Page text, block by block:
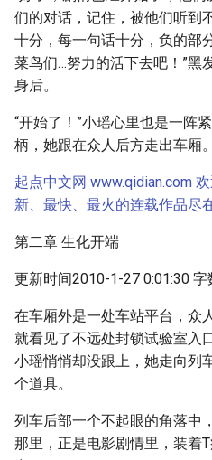
们的对话，记住，被他们听到
十分，每一句话十分，负的部
菜鸟们…努力的活下去吧！”黑
身后。
“开始了！”小瑶心里也是一阵
柄，她跟在众人后方走出车厢。
起点中文网 www.qidian.com
新、最快、最火的连载作品尽
第二章 生化开端
更新时间2010-1-27 0:01:30
在车厢外是一处车站平台，众
就看见了不远处封锁试验室入
小瑶悄悄却没跟上，她走向列
个道具。
列车后部一个不起眼的角落中
那里，正是电影剧情里，装着